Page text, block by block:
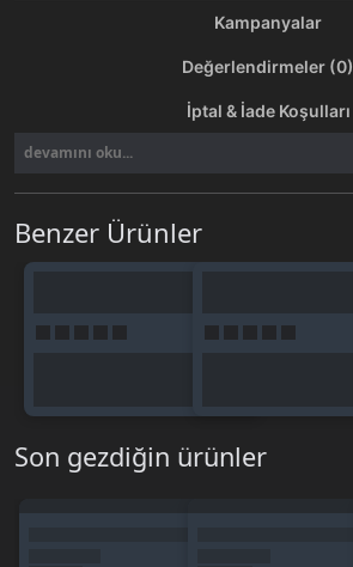
Kampanyalar
Değerlendirmeler (0)
İptal & İade Koşulları
devamını oku...
Benzer Ürünler
Son gezdiğin ürünler